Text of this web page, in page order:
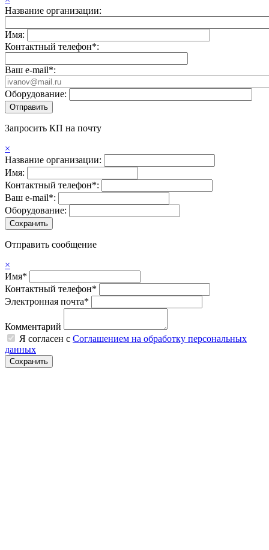
Название организации:
Имя:
Контактный телефон*:
Ваш e-mail*:
Оборудование:
Запросить КП на почту
×
Название организации:
Имя:
Контактный телефон*:
Ваш e-mail*:
Оборудование:
Отправить сообщение
×
Имя*
Контактный телефон*
Электронная почта*
Комментарий
Я согласен с Соглашением на обработку персональных
данных